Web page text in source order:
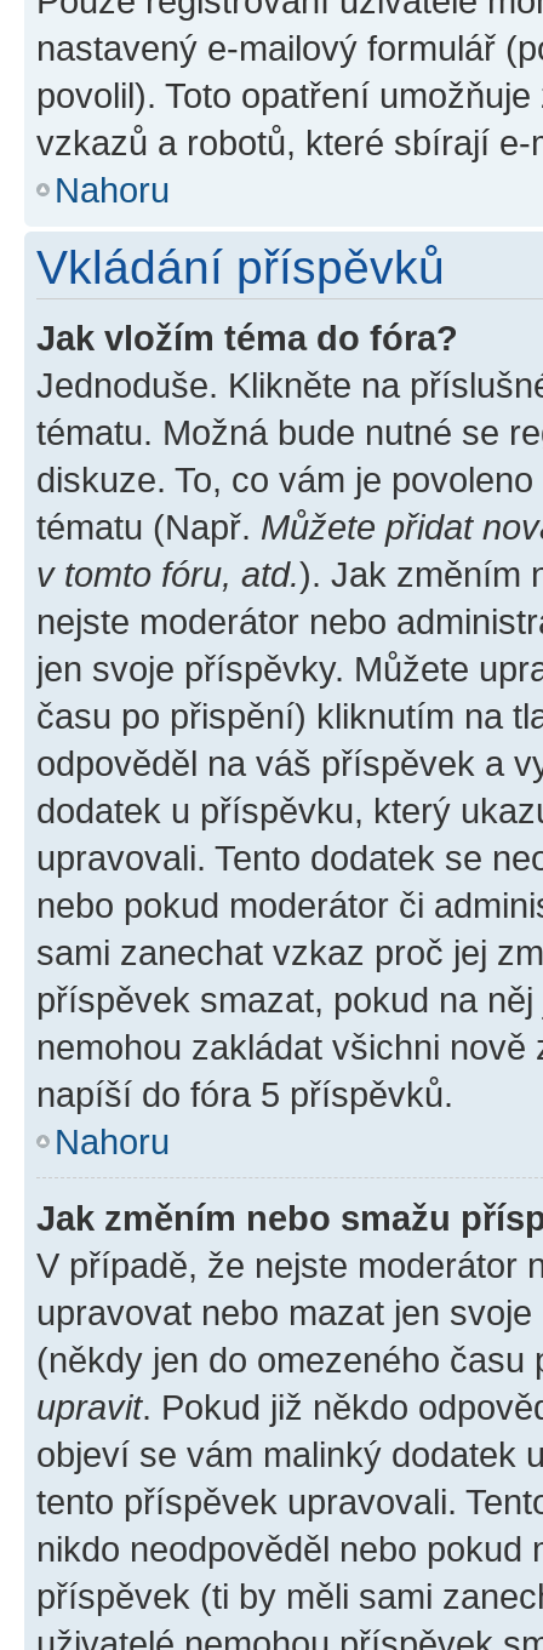
nastavený e-mailový formulář
povolil). Toto opatření
vzkazů a robotů, které sbírají e-
Nahoru
Vkládání příspěvků
Jak vložím téma do fóra?
Jednoduše. Klikněte na
tématu. Možná bude nutné se
diskuze. To, co vám je
tématu (Např. Můžete přidat
v tomto fóru, atd.). Jak změním
nejste moderátor nebo
jen svoje příspěvky. Můžete
času po přispění) kliknutím na
odpověděl na váš příspěvek a
dodatek u příspěvku, který
upravovali. Tento dodatek se
nebo pokud moderátor či
sami zanechat vzkaz proč jej
příspěvek smazat, pokud na
nemohou zakládat všichni
napíší do fóra 5 příspěvků.
Nahoru
Jak změním nebo smažu
V případě, že nejste moderátor
upravovat nebo mazat jen
(někdy jen do omezeného
upravit. Pokud již někdo
objeví se vám malinký dodatek
tento příspěvek upravovali.
nikdo neodpověděl nebo pokud
příspěvek (ti by měli sami